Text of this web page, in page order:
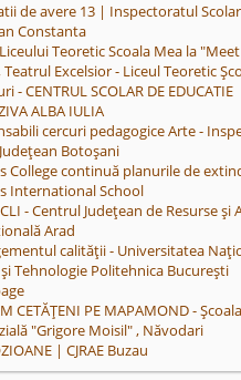
de avere 13 | Inspectoratul Scolar
Constanta
Teoretic Scoala Mea la
Teatrul Excelsior - Liceul Teoretic
- CENTRUL SCOLAR DE EDUCATIE
ALBA IULIA
cercuri pedagogice Arte -
Botoșani
College continuă planurile de
International School
CLI - Centrul Județean de Resurse și
Arad
calității - Universitatea
Tehnologie Politehnica București
CETĂȚENI PE MAPAMOND - Școala
"Grigore Moisil" , Năvodari
| CJRAE Buzau